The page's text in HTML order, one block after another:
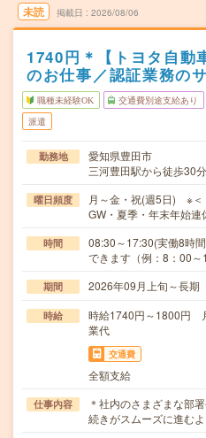
未読 掲載日 2026/08/06
1740円＊【トヨタ自動
のお仕事／認証業務の
職種未経験OK 交通費別途支給あり
派遣
勤務地
愛知県豊田市
三河豊田駅から徒歩30
曜日頻度
月～金・祝(週5日) ※＜
GW・夏季・年末年始
時間
08:30～17:30(実働8時
できます（例：8：00
期間 2026年09月上旬～長期
時給
時給1740円～1800円
業代
交通費
全額支給
仕事内容
＊社内のさまざまな部
続きがスムーズに進む